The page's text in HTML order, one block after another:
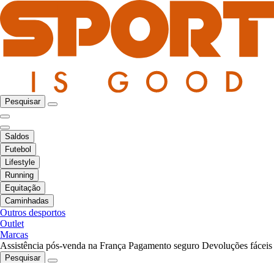
Pesquisar
Saldos
Futebol
Lifestyle
Running
Equitação
Caminhadas
Outros desportos
Outlet
Marcas
Assistência pós-venda na França Pagamento seguro Devoluções fáceis
Pesquisar